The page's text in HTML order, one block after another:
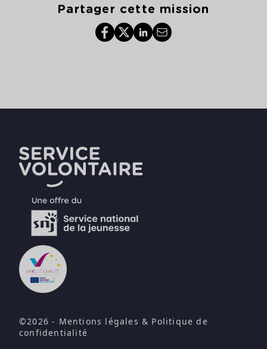
Partager cette mission
©2026 - Mentions légales & Politique de
confidentialité